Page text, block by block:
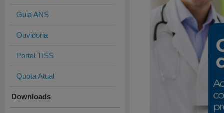
Guia ANS
Ouvidoria
Portal TISS
Quota Atual
Downloads